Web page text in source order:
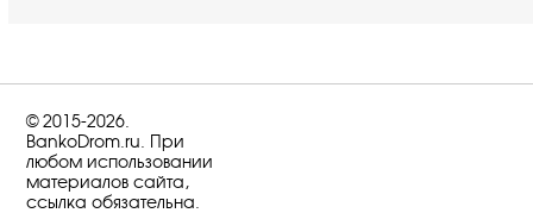
© 2015-2026.
BankoDrom.ru. При
любом использовании
материалов сайта,
ссылка обязательна.